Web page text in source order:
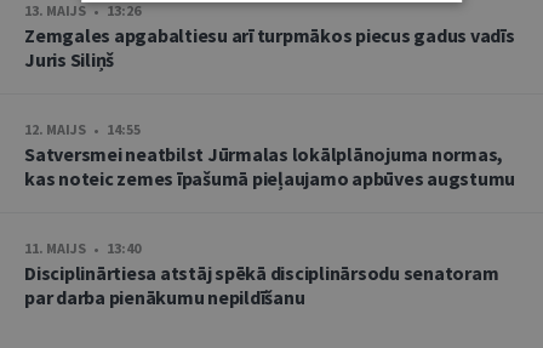
13. MAIJS • 13:26
Zemgales apgabaltiesu arī turpmākos piecus gadus vadīs
Juris Siliņš
12. MAIJS • 14:55
Satversmei neatbilst Jūrmalas lokālplānojuma normas,
kas noteic zemes īpašumā pieļaujamo apbūves augstumu
11. MAIJS • 13:40
Disciplinārtiesa atstāj spēkā disciplinārsodu senatoram
par darba pienākumu nepildīšanu